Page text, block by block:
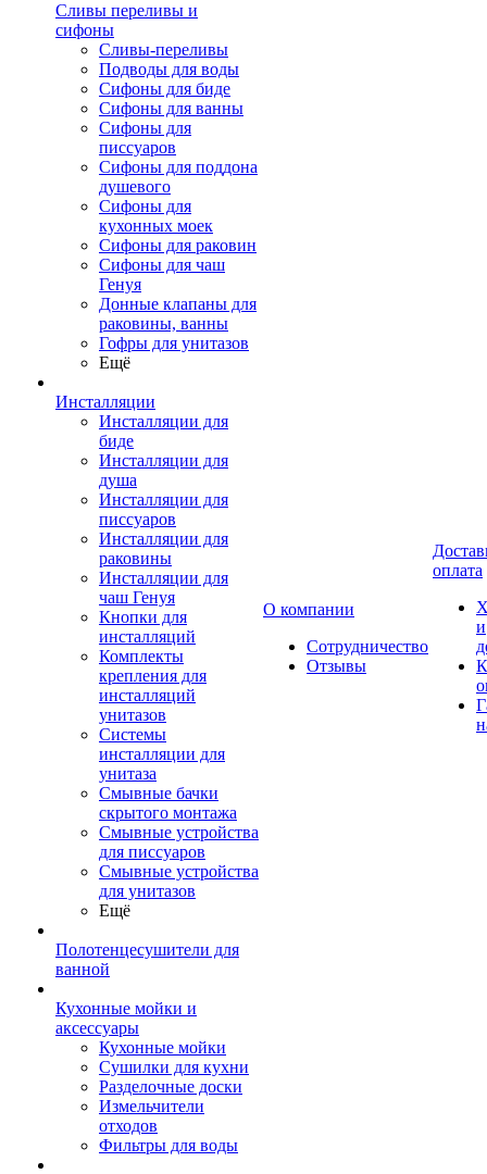
Сливы переливы и
сифоны
Сливы-переливы
Подводы для воды
Сифоны для биде
Сифоны для ванны
Сифоны для
писсуаров
Сифоны для поддона
душевого
Сифоны для
кухонных моек
Сифоны для раковин
Сифоны для чаш
Генуя
Донные клапаны для
раковины, ванны
Гофры для унитазов
Ещё
Инсталляции
Инсталляции для
биде
Инсталляции для
душа
Инсталляции для
писсуаров
Инсталляции для
раковины
Инсталляции для
чаш Генуя
Кнопки для
инсталляций
Комплекты
крепления для
инсталляций
унитазов
Системы
инсталляции для
унитаза
Смывные бачки
скрытого монтажа
Смывные устройства
для писсуаров
Смывные устройства
для унитазов
Ещё
Полотенцесушители для
ванной
Кухонные мойки и
аксессуары
Кухонные мойки
Сушилки для кухни
Разделочные доски
Измельчители
отходов
Фильтры для воды
О компании
Сотрудничество
Отзывы
оплата
и